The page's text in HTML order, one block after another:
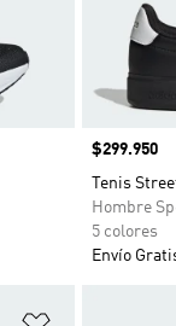
Precio
$299.950
Tenis
Hombre
5 colores
Envío